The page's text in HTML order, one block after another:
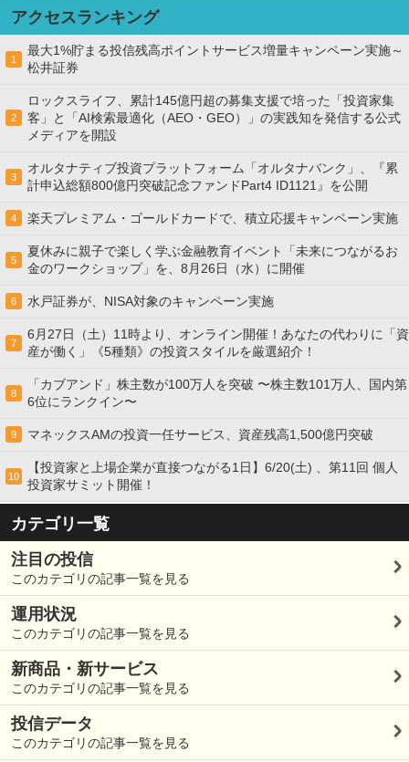
アクセスランキング
1
最大1%貯まる投信残高ポイントサービス増量キャンペーン実施～
松井証券
2
ロックスライフ、累計145億円超の募集支援で培った「投資家集
客」と「AI検索最適化（AEO・GEO）」の実践知を発信する公式
メディアを開設
3
オルタナティブ投資プラットフォーム「オルタナバンク」、『累
計申込総額800億円突破記念ファンドPart4 ID1121』を公開
4 楽天プレミアム・ゴールドカードで、積立応援キャンペーン実施
5
夏休みに親子で楽しく学ぶ金融教育イベント「未来につながるお
金のワークショップ」を、8月26日（水）に開催
6 水戸証券が、NISA対象のキャンペーン実施
7
6月27日（土）11時より、オンライン開催！あなたの代わりに「資
産が働く」《5種類》の投資スタイルを厳選紹介！
8
「カブアンド」株主数が100万人を突破 〜株主数101万人、国内第
6位にランクイン〜
9 マネックスAMの投資一任サービス、資産残高1,500億円突破
10
【投資家と上場企業が直接つながる1日】6/20(土) 、第11回 個人
投資家サミット開催！
カテゴリ一覧
注目の投信
このカテゴリの記事一覧を見る
運用状況
このカテゴリの記事一覧を見る
新商品・新サービス
このカテゴリの記事一覧を見る
投信データ
このカテゴリの記事一覧を見る